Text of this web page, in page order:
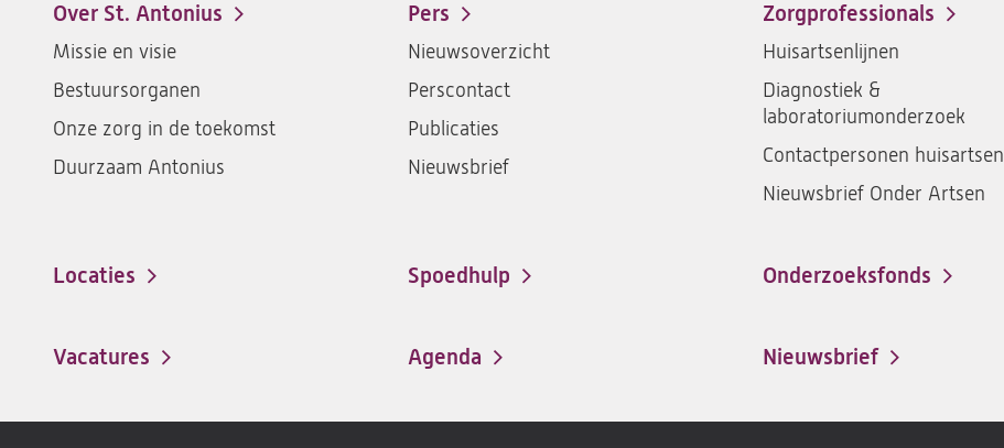
Footer-
menu
Over St. Antonius
Missie en visie
Bestuursorganen
Onze zorg in de toekomst
Duurzaam Antonius
Pers
Nieuwsoverzicht
Perscontact
Publicaties
Nieuwsbrief
Zorgprofessionals
Huisartsenlijnen
Diagnostiek &
laboratoriumonderzoek
Contactpersonen huisartsen
Nieuwsbrief Onder Artsen
Locaties Spoedhulp Onderzoeksfonds
Vacatures
(opent
Agenda Nieuwsbrief